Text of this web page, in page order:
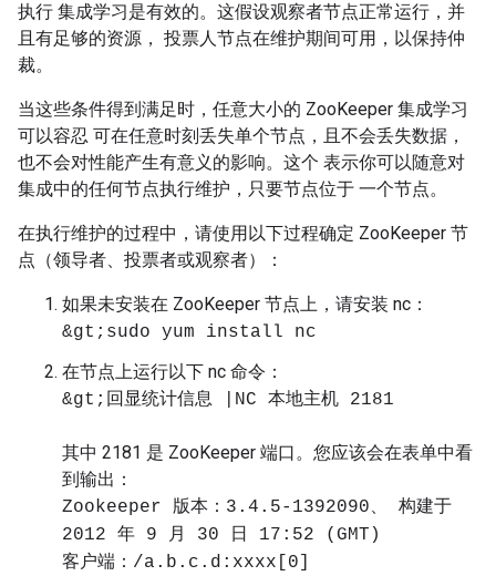
执行 集成学习是有效的。这假设观察者节点正常运行，并
且有足够的资源， 投票人节点在维护期间可用，以保持仲
裁。
当这些条件得到满足时，任意大小的 ZooKeeper 集成学习
可以容忍 可在任意时刻丢失单个节点，且不会丢失数据，
也不会对性能产生有意义的影响。这个 表示你可以随意对
集成中的任何节点执行维护，只要节点位于 一个节点。
在执行维护的过程中，请使用以下过程确定 ZooKeeper 节
点（领导者、投票者或观察者）：
如果未安装在 ZooKeeper 节点上，请安装 nc：
&gt;sudo yum install nc
在节点上运行以下 nc 命令：
&gt;回显统计信息 |NC 本地主机 2181
其中 2181 是 ZooKeeper 端口。您应该会在表单中看
到输出：
Zookeeper 版本：3.4.5-1392090、 构建于
2012 年 9 月 30 日 17:52 (GMT)
客户端：/a.b.c.d:xxxx[0]